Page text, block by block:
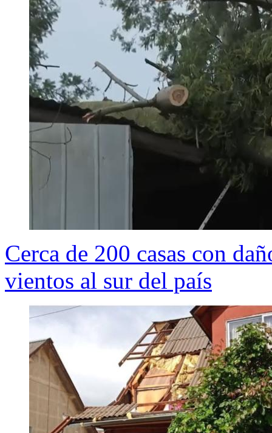
Cerca de 200 casas con
vientos al sur del país